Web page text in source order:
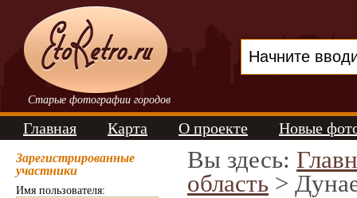
Старые фотографии городов
Главная Карта О проекте Новые
Зарегистрированные
участники
Имя пользователя:
Вы здесь:
область >